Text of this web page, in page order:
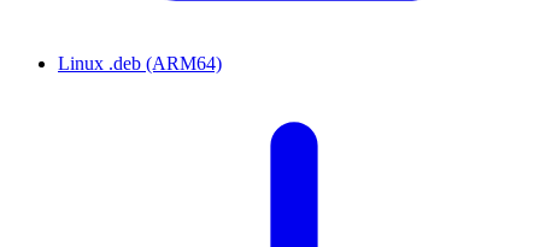
Linux .deb (ARM64)